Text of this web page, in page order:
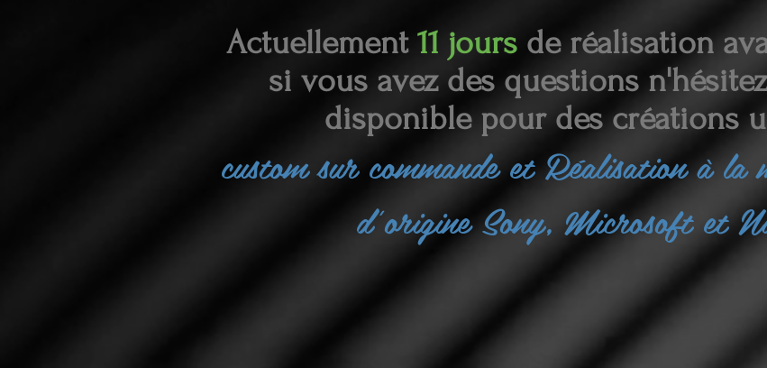
Actuellement 11 joursde réalisation
si vous avez des questions
disponible pour des créations
custom sur commande etRéalisation à la
d'origine Sony, Microsoft et